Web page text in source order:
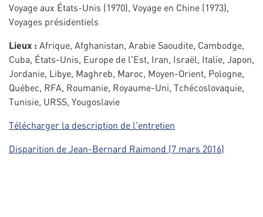
Voyage aux États-Unis (1970), Voyage en Chine (1973),
Voyages présidentiels
Lieux : Afrique, Afghanistan, Arabie Saoudite, Cambodge,
Cuba, États-Unis, Europe de l'Est, Iran, Israël, Italie, Japon,
Jordanie, Libye, Maghreb, Maroc, Moyen-Orient, Pologne,
Québec, RFA, Roumanie, Royaume-Uni, Tchécoslovaquie,
Tunisie, URSS, Yougoslavie
Télécharger la description de l'entretien
Disparition de Jean-Bernard Raimond (7 mars 2016)